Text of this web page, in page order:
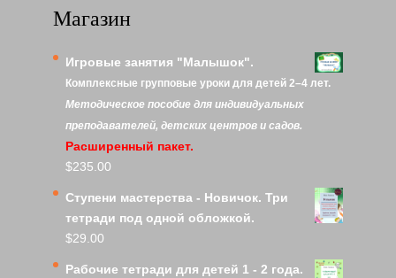
Магазин
Игровые занятия "Малышок".
Комплексные групповые уроки для детей 2–4 лет.
Методическое пособие для индивидуальных
преподавателей, детских центров и садов.
Расширенный пакет.
$235.00
Ступени мастерства - Новичок. Три
тетради под одной обложкой.
$29.00
Рабочие тетради для детей 1 - 2 года.